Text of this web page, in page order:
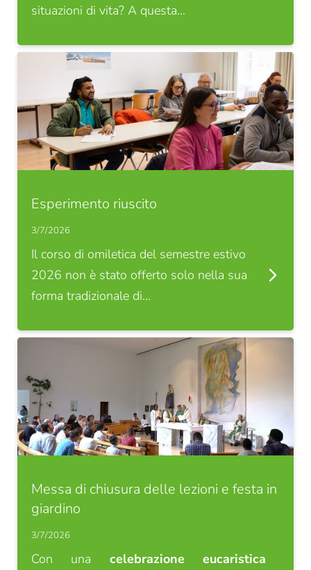
situazioni di vita? A questa…
Esperimento riuscito
3/7/2026
Il corso di omiletica del semestre estivo
2026 non è stato offerto solo nella sua
forma tradizionale di…
Messa di chiusura delle lezioni e festa in
giardino
3/7/2026
Con una celebrazione eucaristica